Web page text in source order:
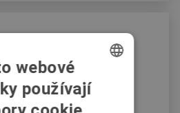
CZECH
SWEDISH
webové
používají